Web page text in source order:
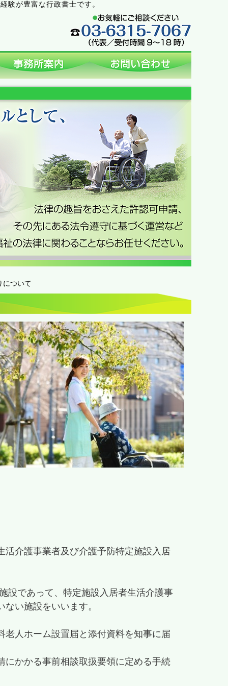
験が豊富な行政書士です。
について
介護事業者及び介護予防特定施設入居
設であって、特定施設入居者生活介護事
い施設をいいます。
人ホーム設置届と添付資料を知事に届
かかる事前相談取扱要領に定める手続